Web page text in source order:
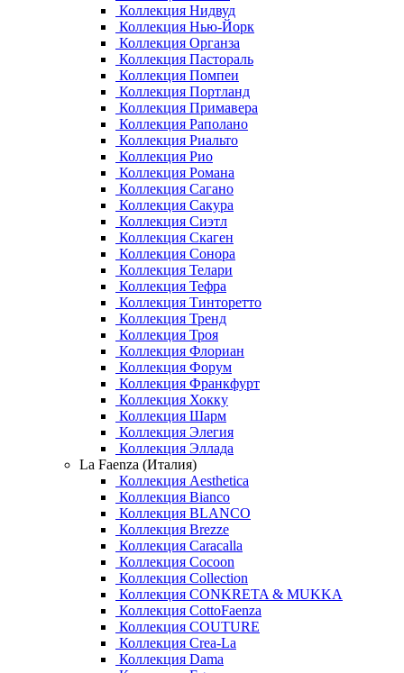
Коллекция Нидвуд
Коллекция Нью-Йорк
Коллекция Органза
Коллекция Пастораль
Коллекция Помпеи
Коллекция Портланд
Коллекция Примавера
Коллекция Раполано
Коллекция Риальто
Коллекция Рио
Коллекция Романа
Коллекция Сагано
Коллекция Сакура
Коллекция Сиэтл
Коллекция Скаген
Коллекция Сонора
Коллекция Телари
Коллекция Тефра
Коллекция Тинторетто
Коллекция Тренд
Коллекция Троя
Коллекция Флориан
Коллекция Форум
Коллекция Франкфурт
Коллекция Хокку
Коллекция Шарм
Коллекция Элегия
Коллекция Эллада
La Faenza (Италия)
Коллекция Aesthetica
Коллекция Bianco
Коллекция BLANCO
Коллекция Brezze
Коллекция Caracalla
Коллекция Cocoon
Коллекция Collection
Коллекция CONKRETA & MUKKA
Коллекция CottoFaenza
Коллекция COUTURE
Коллекция Crea-La
Коллекция Dama